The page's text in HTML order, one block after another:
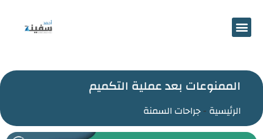
الممنوعات بعد عملية التكميم
الرئيسية -جراحات السمنة